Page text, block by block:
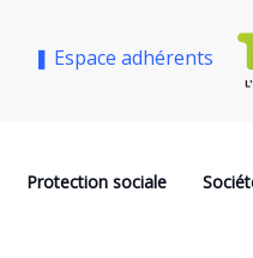
❚ Espace adhérents
Protection sociale